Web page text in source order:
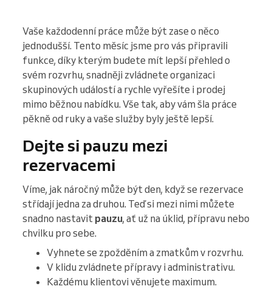
Vaše každodenní práce může být zase o něco
jednodušší. Tento měsíc jsme pro vás připravili
funkce, díky kterým budete mít lepší přehled o
svém rozvrhu, snadněji zvládnete organizaci
skupinových událostí a rychle vyřešíte i prodej
mimo běžnou nabídku. Vše tak, aby vám šla práce
pěkně od ruky a vaše služby byly ještě lepší.
Dejte si pauzu mezi
rezervacemi
Víme, jak náročný může být den, když se rezervace
střídají jedna za druhou. Teď si mezi nimi můžete
snadno nastavit pauzu, ať už na úklid, přípravu nebo
chvilku pro sebe.
Vyhnete se zpožděním a zmatkům v rozvrhu.
V klidu zvládnete přípravy i administrativu.
Každému klientovi věnujete maximum.